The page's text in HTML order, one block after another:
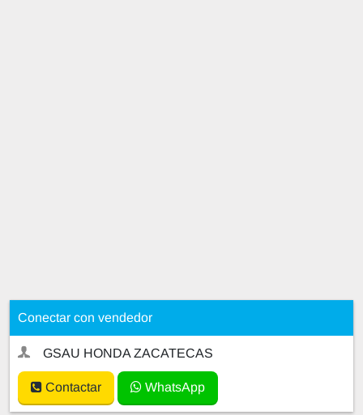
Conectar con vendedor
GSAU HONDA ZACATECAS
Contactar WhatsApp